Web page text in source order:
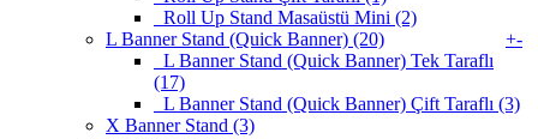
Roll Up Stand Masaüstü Mini (2)
L Banner Stand (Quick Banner) (20)
+-
L Banner Stand (Quick Banner) Tek Taraflı
(17)
L Banner Stand (Quick Banner) Çift Taraflı (3)
X Banner Stand (3)